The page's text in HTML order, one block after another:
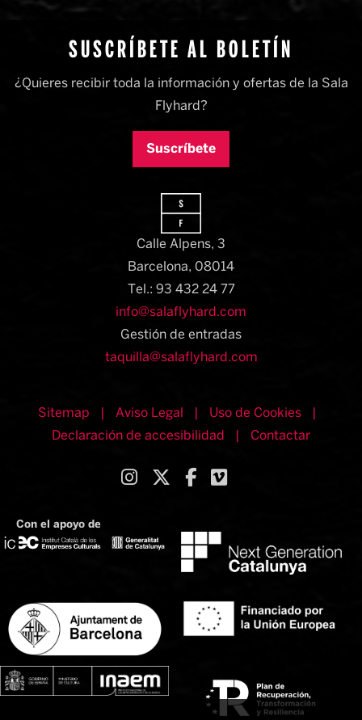
SUSCRÍBETE AL BOLETÍN
¿Quieres recibir toda la información y ofertas de la Sala
Flyhard?
Suscríbete
Calle Alpens, 3
Barcelona, 08014​
Tel.: 93 432 24 77
info@salaflyhard.com
Gestión de entradas
taquilla@salaflyhard.com
Sitemap Aviso Legal Uso de Cookies
Declaración de accesibilidad
Contactar
Link a instagram
Link a twitter
Link a facebook
Con el apoyo de